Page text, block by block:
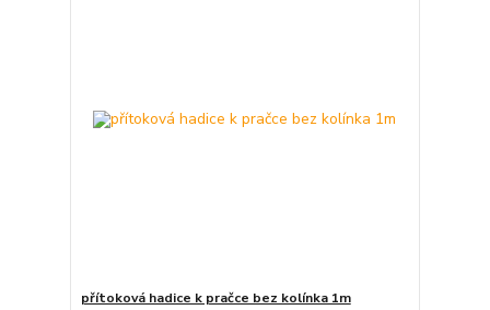
přítoková hadice k pračce bez kolínka 1m